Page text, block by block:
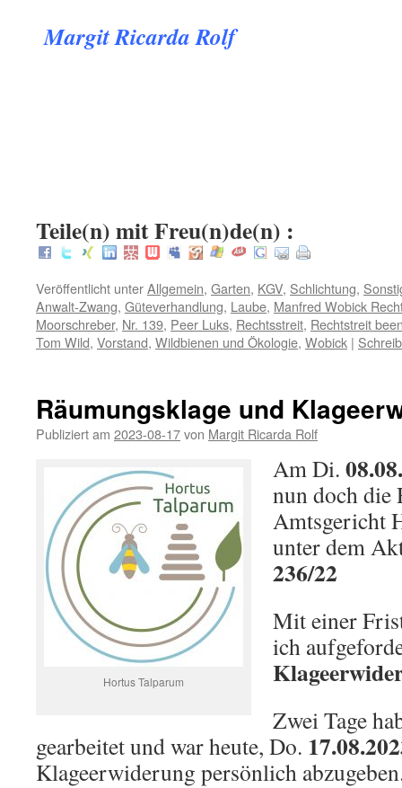
Margit Ricarda Rolf
Teile(n) mit Freu(n)de(n) :
Veröffentlicht unterAllgemein, Garten, KGV, Schlichtung,
Anwalt-Zwang, Güteverhandlung, Laube, Manfred Wobick
Moorschreber, Nr. 139, Peer Luks, Rechtsstreit, Rechtstreit
Tom Wild, Vorstand, Wildbienen und Ökologie, Wobick |
Räumungsklage und
Publiziert am 2023-08-17von Margit Ricarda Rolf
Hortus Talparum
Am Di.
nun doch die
Amtsgericht
unter dem
236/22
Mit einer
ich
Zwei Tage
gearbeitet und war heute, Do.
Klageerwiderung persönlich